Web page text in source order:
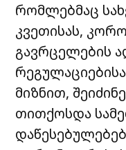
რომლებმაც
კვეთისას,
გავრცელების
მიზნით,
თითქოსდა